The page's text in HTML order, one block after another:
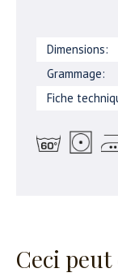
Dimensions:
Grammage:
Fiche
Ceci